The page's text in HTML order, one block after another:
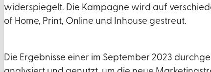
widerspiegelt. Die Kampagne wird auf
of Home, Print, Online und Inhouse gestreut.
Die Ergebnisse einer im September 2023